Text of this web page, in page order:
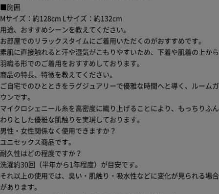
■胸囲
Mサイズ：約128cm Lサイズ：約132cm
用途、おすすめシーンを教えてください。
お部屋でのリラックスタイムにご着用いただくのがおすすめです。
素肌に直接触れると汗や湿気がこもりやすいため、下着や肌着の上から
羽織る形でのご着用をおすすめしております。
商品の特長、特徴を教えてください。
ご自宅でのひとときをラグジュアリーで優雅な時間へと導く、ルームガ
ウンです。
マイクロシェニール糸を高密度に織り上げることにより、もっちりふん
わりとした優雅な肌触りを実現しております。
男性・女性関係なく使用できますか？
ユニセックス商品です。
耐久性はどの程度ですか？
洗濯約30回（半年から1年程度）が目安です。
それ以上の使用では、臭い・肌触り・吸水性などに変化が見られる場合
があります。